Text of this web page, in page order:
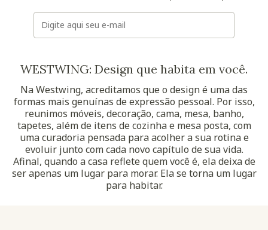
E-mail
WESTWING: Design que habita em você.
Na Westwing, acreditamos que o design é uma das
formas mais genuínas de expressão pessoal. Por isso,
reunimos móveis, decoração, cama, mesa, banho,
tapetes, além de itens de cozinha e mesa posta, com
uma curadoria pensada para acolher a sua rotina e
evoluir junto com cada novo capítulo de sua vida.
Afinal, quando a casa reflete quem você é, ela deixa de
ser apenas um lugar para morar. Ela se torna um lugar
para habitar.